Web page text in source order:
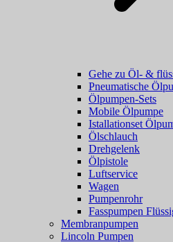
Gehe zu Öl- &
Pneumatische
Ölpumpen-Sets
Mobile Ölpumpe
Istallationset
Ölschlauch
Drehgelenk
Ölpistole
Luftservice
Wagen
Pumpenrohr
Fasspumpen
Membranpumpen
Lincoln Pumpen